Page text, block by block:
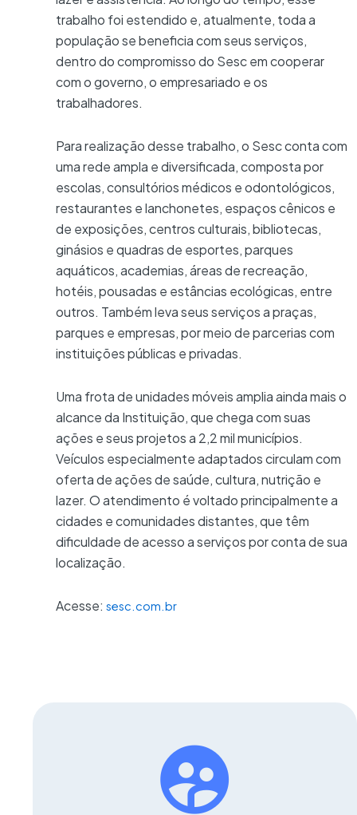
trabalho foi estendido e, atualmente, toda a
população se beneficia com seus serviços,
dentro do compromisso do Sesc em cooperar
com o governo, o empresariado e os
trabalhadores.
Para realização desse trabalho, o Sesc conta com
uma rede ampla e diversificada, composta por
escolas, consultórios médicos e odontológicos,
restaurantes e lanchonetes, espaços cênicos e
de exposições, centros culturais, bibliotecas,
ginásios e quadras de esportes, parques
aquáticos, academias, áreas de recreação,
hotéis, pousadas e estâncias ecológicas, entre
outros. Também leva seus serviços a praças,
parques e empresas, por meio de parcerias com
instituições públicas e privadas.
Uma frota de unidades móveis amplia ainda mais o
alcance da Instituição, que chega com suas
ações e seus projetos a 2,2 mil municípios.
Veículos especialmente adaptados circulam com
oferta de ações de saúde, cultura, nutrição e
lazer. O atendimento é voltado principalmente a
cidades e comunidades distantes, que têm
dificuldade de acesso a serviços por conta de sua
localização.
Acesse: sesc.com.br